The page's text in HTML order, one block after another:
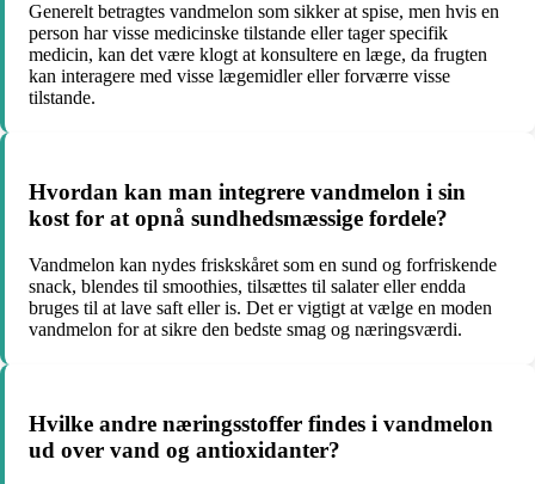
Generelt betragtes vandmelon som sikker at spise, men hvis en
person har visse medicinske tilstande eller tager specifik
medicin, kan det være klogt at konsultere en læge, da frugten
kan interagere med visse lægemidler eller forværre visse
tilstande.
Hvordan kan man integrere vandmelon i sin
kost for at opnå sundhedsmæssige fordele?
Vandmelon kan nydes friskskåret som en sund og forfriskende
snack, blendes til smoothies, tilsættes til salater eller endda
bruges til at lave saft eller is. Det er vigtigt at vælge en moden
vandmelon for at sikre den bedste smag og næringsværdi.
Hvilke andre næringsstoffer findes i vandmelon
ud over vand og antioxidanter?